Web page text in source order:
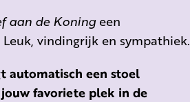
aan de Koningeen
vindingrijk en sympathiek.
automatisch een stoel
jouw favoriete plek in de